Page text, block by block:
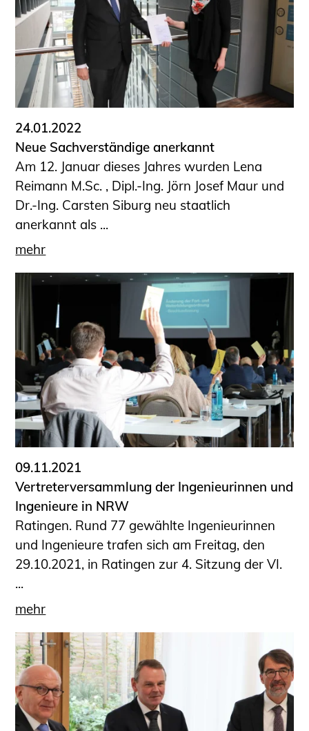
24.01.2022
Neue Sachverständige anerkannt
Am 12. Januar dieses Jahres wurden Lena
Reimann M.Sc. , Dipl.-Ing. Jörn Josef Maur und
Dr.-Ing. Carsten Siburg neu staatlich
anerkannt als ...
mehr
09.11.2021
Vertreterversammlung der Ingenieurinnen und
Ingenieure in NRW
Ratingen. Rund 77 gewählte Ingenieurinnen
und Ingenieure trafen sich am Freitag, den
29.10.2021, in Ratingen zur 4. Sitzung der VI.
...
mehr